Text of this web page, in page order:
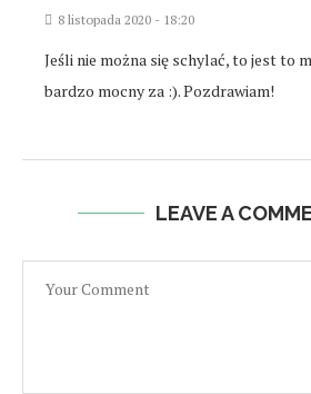
8 listopada 2020 - 18:20
Jeśli nie można się schylać, to jest to
bardzo mocny za :). Pozdrawiam!
LEAVE A